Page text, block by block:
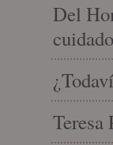
Del
cuidado
Teresa